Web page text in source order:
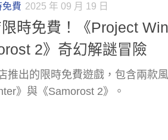
免費 2025 年 09 月 19 日
時免費！《Project
2》奇幻解謎冒險
推出的限時免費遊戲，包含兩款
》與《Samorost 2》。